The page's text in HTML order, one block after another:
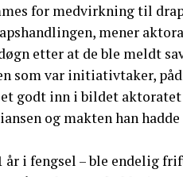
for medvirkning til
mener
etter at de ble meldt
som var initiativtaker,
godt inn i bildet aktoratet
og makten han
i fengsel – ble endelig